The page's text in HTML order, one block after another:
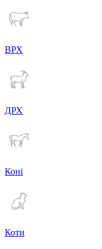
ВРХ
ДРХ
Коні
Коти